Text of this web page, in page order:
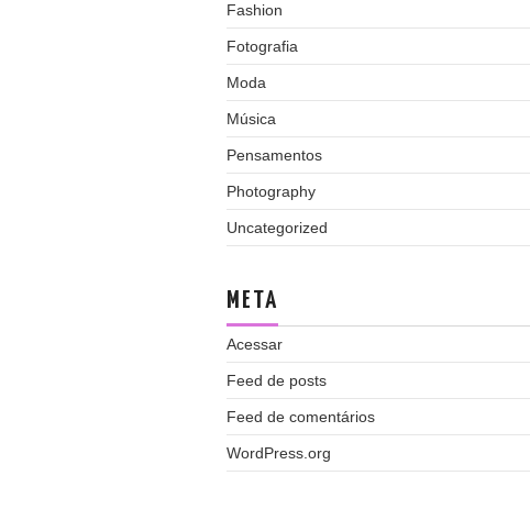
Fashion
Fotografia
Moda
Música
Pensamentos
Photography
Uncategorized
META
Acessar
Feed de posts
Feed de comentários
WordPress.org